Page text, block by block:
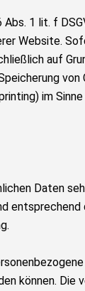
1 lit. f
Website.
auf
im
Daten
können.